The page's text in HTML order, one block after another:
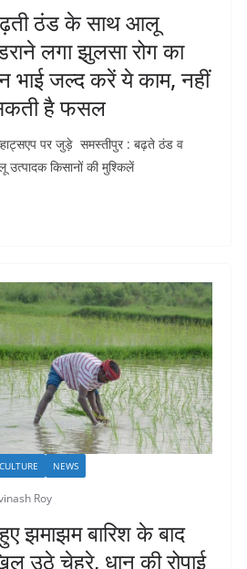
ठंड के साथ आलू
लगा झुलसा रोग का
भाई जल्द करें ये काम, नहीं
सकती है फसल
पर जुड़े समस्तीपुर : बढ़ते ठंड व
किसानों की मुश्किलें
NEWS
Roy
झमाझम बारिश के बाद
उठे चेहरे, धान की रोपाई